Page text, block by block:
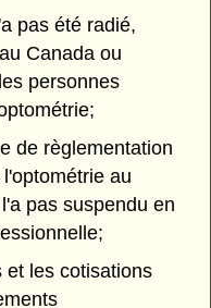
pas été radié,
Canada ou
personnes
de règlementation
au
pas suspendu en
et les cotisations